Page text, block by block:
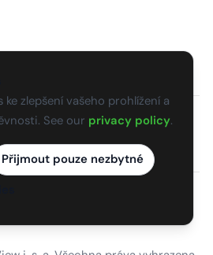
ke zlepšení vašeho prohlížení a
See our privacy policy.
Přijmout pouze nezbytné